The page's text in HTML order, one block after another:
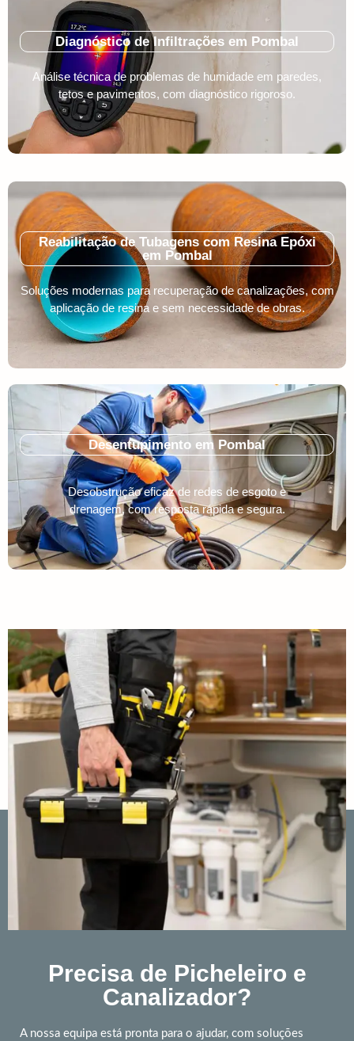
Diagnóstico de Infiltrações em Pombal
Análise técnica de problemas de humidade em paredes,
tetos e pavimentos, com diagnóstico rigoroso.
Reabilitação de Tubagens com Resina Epóxi
em Pombal
Soluções modernas para recuperação de canalizações, com
aplicação de resina e sem necessidade de obras.
Desentupimento em Pombal
Desobstrução eficaz de redes de esgoto e
drenagem, com resposta rápida e segura.
Precisa de Picheleiro e
Canalizador?
A nossa equipa está pronta para o ajudar, com soluções